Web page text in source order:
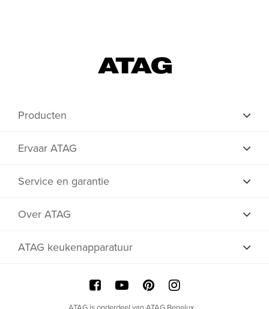
Producten
Ervaar ATAG
Service en garantie
Over ATAG
ATAG keukenapparatuur